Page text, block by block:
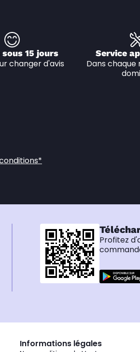
15 jours
changer d'avis
Service
Dans chaque
Profitez
Informations légales